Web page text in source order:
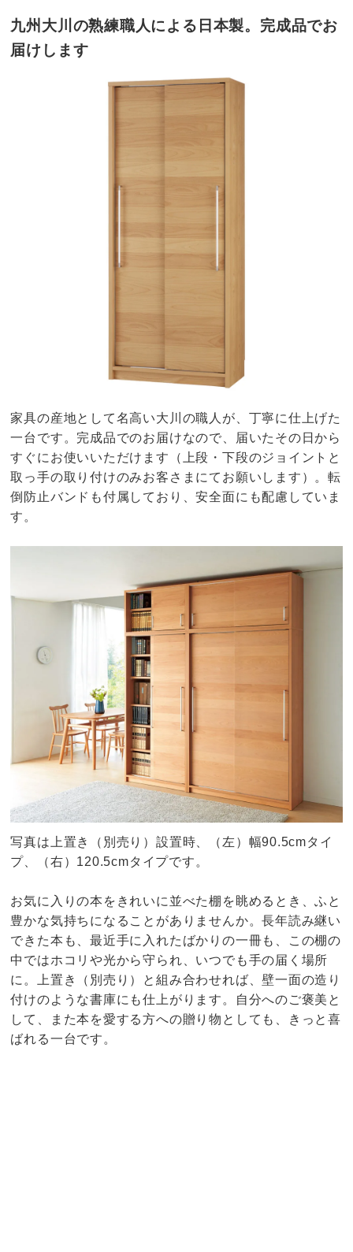
九州大川の熟練職人による日本製。完成品でお
届けします
家具の産地として名高い大川の職人が、丁寧に仕上げた
一台です。完成品でのお届けなので、届いたその日から
すぐにお使いいただけます（上段・下段のジョイントと
取っ手の取り付けのみお客さまにてお願いします）。転
倒防止バンドも付属しており、安全面にも配慮していま
す。
写真は上置き（別売り）設置時、（左）幅90.5cmタイ
プ、（右）120.5cmタイプです。
お気に入りの本をきれいに並べた棚を眺めるとき、ふと
豊かな気持ちになることがありませんか。長年読み継い
できた本も、最近手に入れたばかりの一冊も、この棚の
中ではホコリや光から守られ、いつでも手の届く場所
に。上置き（別売り）と組み合わせれば、壁一面の造り
付けのような書庫にも仕上がります。自分へのご褒美と
して、また本を愛する方への贈り物としても、きっと喜
ばれる一台です。